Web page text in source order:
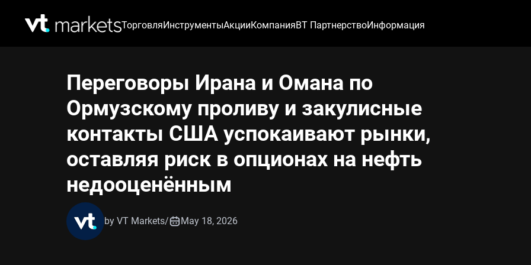
ТорговляИнструментыАкцииКомпанияВТ ПартнерствоИнформация
Переговоры Ирана и Омана по
Ормузскому проливу и закулисные
контакты США успокаивают рынки,
оставляя риск в опционах на нефть
недооценённым
by VT Markets/ May 18, 2026